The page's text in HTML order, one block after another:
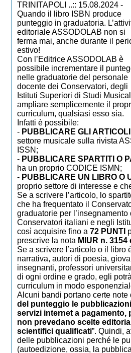
TRINITAPOLI ..:: 15.08.2024 -
Quando il libro ISBN produce
punteggio in graduatoria.
editoriale ASSODOLAB non si
ferma mai, anche durante il
estivo!
Con l’Editrice ASSODOLAB è
possibile incrementare il
nelle graduatorie del personale
docente dei Conservatori, degli
Istituti Superiori di Studi
ampliare semplicemente il
curriculum, qualsiasi esso sia.
Infatti è possibile:
- PUBBLICARE GLI
settore musicale sulla rivista
ISSN;
- PUBBLICARE SPARTITI O
ha un proprio CODICE ISMN;
- PUBBLICARE UN LIBRO O
proprio settore di interesse e
Se a scrivere l’articolo, lo
che ha frequentato il
graduatorie per
Conservatori italiani e negli
così acquisire fino a 72 PUNTI
prescrive la nota MIUR n.
Se a scrivere l’articolo o il
narrativa, autori di poesia,
insegnanti, professori
di ogni ordine e grado, egli
curriculum in modo
Alcuni bandi portano certe note
del punteggio le
servizi internet a pagamento,
non prevedano scelte
scientifici qualificati”. Quindi,
delle pubblicazioni perché le
(autoedizione, ossia, la